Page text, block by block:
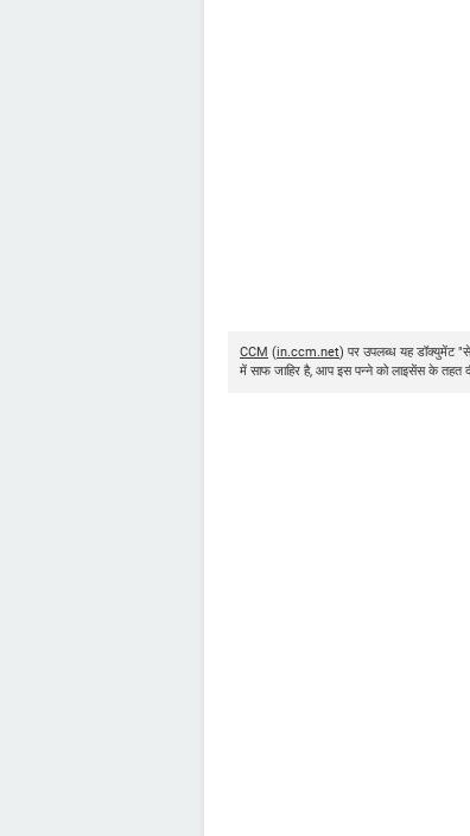
CCM (in.ccm.net) पर उपलब्ध यह डॉक्युमेंट
में साफ जाहिर है, आप इस पन्ने को लाइसेंस के तहत